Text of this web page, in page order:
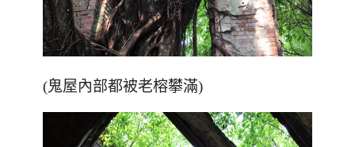
(鬼屋內部都被老榕攀滿)